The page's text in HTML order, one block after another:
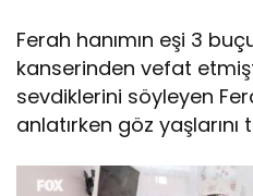
Ferah hanımın eşi 3
kanserinden vefat
sevdiklerini söyleyen
anlatırken göz yaşlarını